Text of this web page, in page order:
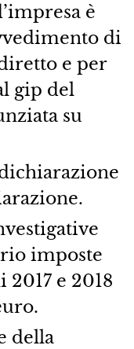
è
di
e per
gip del
su
imposte
e 2018
della